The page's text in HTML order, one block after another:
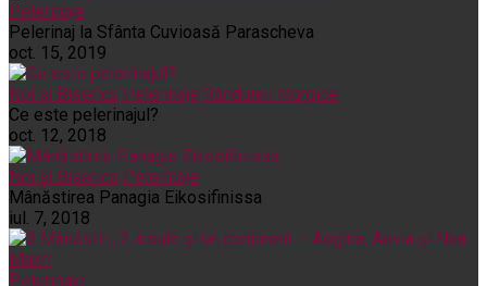
Pelerinaje
Pelerinaj la Sfânta Cuvioasă Parascheva
oct. 15, 2019
Noi și Biserica Pelerinaje Rânduieli liturgice
Ce este pelerinajul?
oct. 12, 2018
Noi și Biserica Pelerinaje
Mânăstirea Panagia Eikosifinissa
iul. 7, 2018
Pelerinaje